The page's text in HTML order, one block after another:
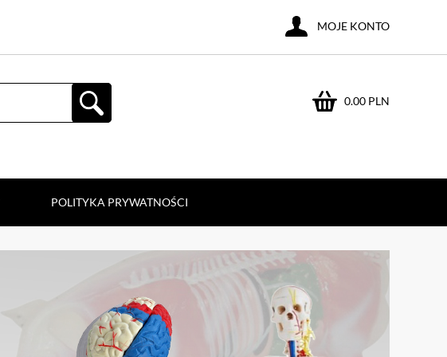
0.00 PLN
MOJE KONTO
POLITYKA PRYWATNOŚCI